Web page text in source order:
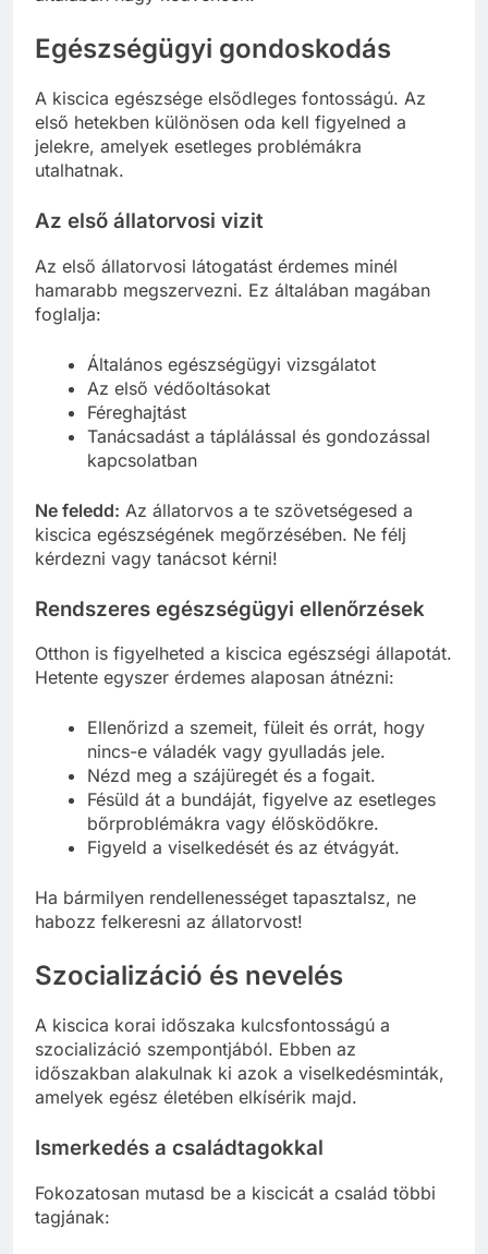
Egészségügyi gondoskodás
A kiscica egészsége elsődleges fontosságú. Az
első hetekben különösen oda kell figyelned a
jelekre, amelyek esetleges problémákra
utalhatnak.
Az első állatorvosi vizit
Az első állatorvosi látogatást érdemes minél
hamarabb megszervezni. Ez általában magában
foglalja:
Általános egészségügyi vizsgálatot
Az első védőoltásokat
Féreghajtást
Tanácsadást a táplálással és gondozással
kapcsolatban
Ne feledd: Az állatorvos a te szövetségesed a
kiscica egészségének megőrzésében. Ne félj
kérdezni vagy tanácsot kérni!
Rendszeres egészségügyi ellenőrzések
Otthon is figyelheted a kiscica egészségi állapotát.
Hetente egyszer érdemes alaposan átnézni:
Ellenőrizd a szemeit, füleit és orrát, hogy
nincs-e váladék vagy gyulladás jele.
Nézd meg a szájüregét és a fogait.
Fésüld át a bundáját, figyelve az esetleges
bőrproblémákra vagy élősködőkre.
Figyeld a viselkedését és az étvágyát.
Ha bármilyen rendellenességet tapasztalsz, ne
habozz felkeresni az állatorvost!
Szocializáció és nevelés
A kiscica korai időszaka kulcsfontosságú a
szocializáció szempontjából. Ebben az
időszakban alakulnak ki azok a viselkedésminták,
amelyek egész életében elkísérik majd.
Ismerkedés a családtagokkal
Fokozatosan mutasd be a kiscicát a család többi
tagjának: